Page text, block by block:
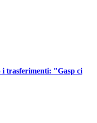
i trasferimenti: "Gasp ci